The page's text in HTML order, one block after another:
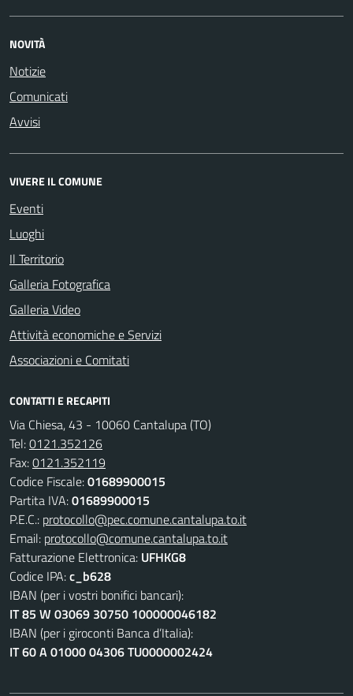
NOVITÀ
Notizie
Comunicati
Avvisi
VIVERE IL COMUNE
Eventi
Luoghi
Il Territorio
Galleria Fotografica
Galleria Video
Attività economiche e Servizi
Associazioni e Comitati
CONTATTI E RECAPITI
Via Chiesa, 43 - 10060 Cantalupa (TO)
Tel:0121.352126
Fax:0121.352119
Codice Fiscale:01689900015
Partita IVA:01689900015
P.E.C.: protocollo@pec.comune.cantalupa.to.it
Email: protocollo@comune.cantalupa.to.it
Fatturazione Elettronica: UFHKG8
Codice IPA:c_b628
IBAN (per i vostri bonifici bancari):
IT 85 W 03069 30750 100000046182
IBAN (per i giroconti Banca d’Italia):
IT 60 A 01000 04306 TU0000002424